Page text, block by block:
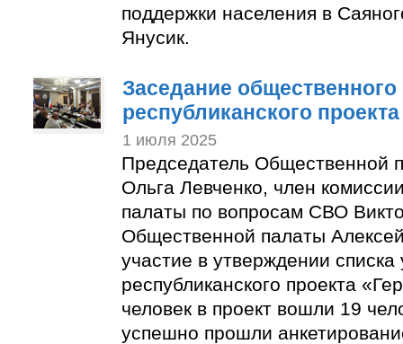
поддержки населения в
Янусик.
Заседание общественного
республиканского
1 июля 2025
Председатель Общественной
Ольга Левченко, член
палаты по вопросам СВО
Общественной палаты
участие в утверждении списка
республиканского проекта
человек в проект вошли 19
успешно прошли